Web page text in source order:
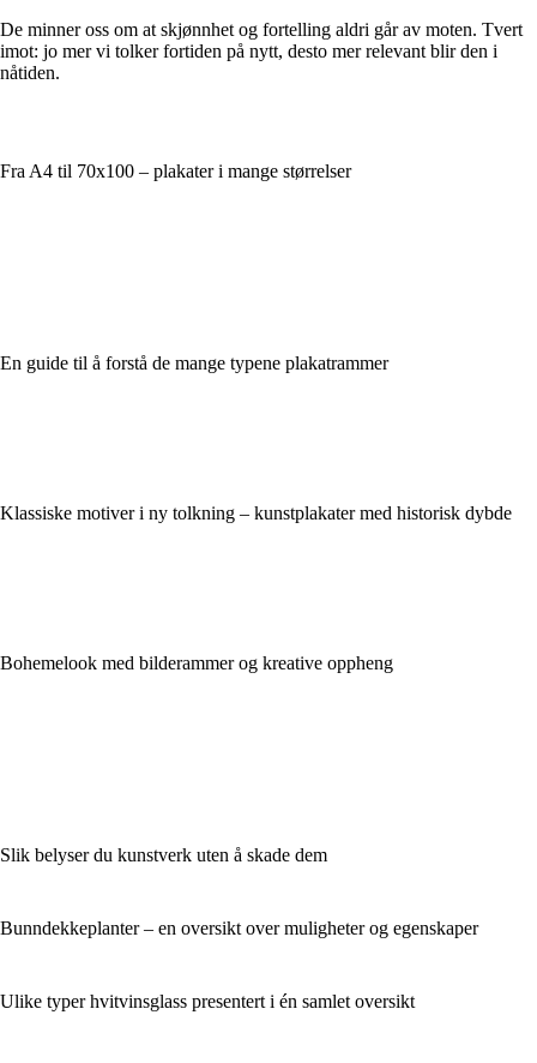
De minner oss om at skjønnhet og fortelling aldri går av moten. Tvert
imot: jo mer vi tolker fortiden på nytt, desto mer relevant blir den i
nåtiden.
Fra A4 til 70x100 – plakater i mange størrelser
En guide til å forstå de mange typene plakatrammer
Klassiske motiver i ny tolkning – kunstplakater med historisk dybde
Bohemelook med bilderammer og kreative oppheng
Slik belyser du kunstverk uten å skade dem
Bunndekkeplanter – en oversikt over muligheter og egenskaper
Ulike typer hvitvinsglass presentert i én samlet oversikt